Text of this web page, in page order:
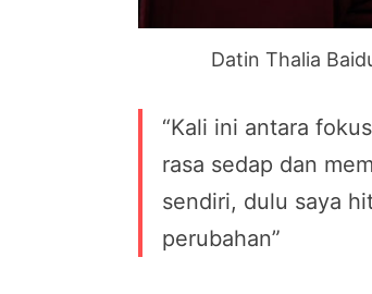
Datin Thalia
“Kali ini antara
rasa sedap dan
sendiri, dulu saya
perubahan”